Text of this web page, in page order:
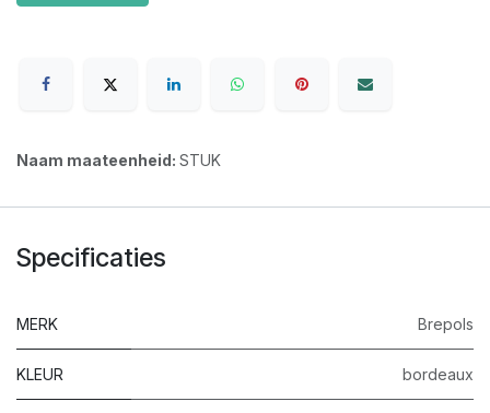
Naam maateenheid: STUK
Specificaties
MERK Brepols
KLEUR bordeaux